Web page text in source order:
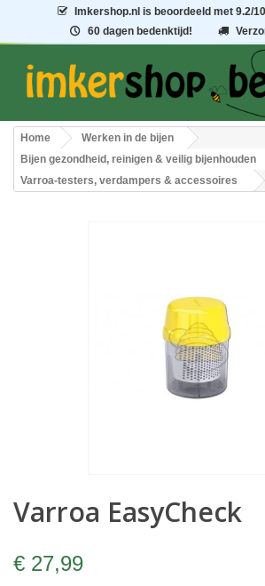
Imkershop.nl is beoordeeld met9.2/10
60 dagen bedenktijd!
Home
Werken in de bijen
Bijen gezondheid, reinigen & veilig bijenhouden
Varroa-testers, verdampers & accessoires
Varroa EasyCheck
€ 27,99